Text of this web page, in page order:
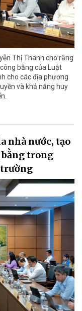
Thị Thanh cho rằng
bằng của Luật
cho các địa phương
và khả năng huy
nhà nước, tạo
trong